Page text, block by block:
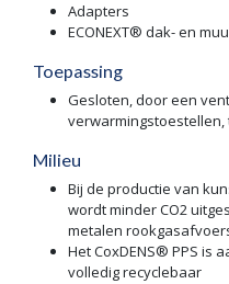
Adapters
ECONEXT® dak- en
Toepassing
Gesloten, door een
verwarmingstoestellen,
Milieu
Bij de productie van
wordt minder CO2
metalen
Het CoxDENS® PPS is
volledig recyclebaar